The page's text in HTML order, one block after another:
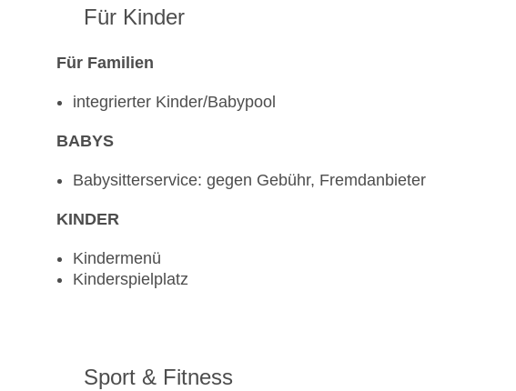
Für Kinder
Für Familien
integrierter Kinder/Babypool
BABYS
Babysitterservice: gegen Gebühr, Fremdanbieter
KINDER
Kindermenü
Kinderspielplatz
Sport & Fitness